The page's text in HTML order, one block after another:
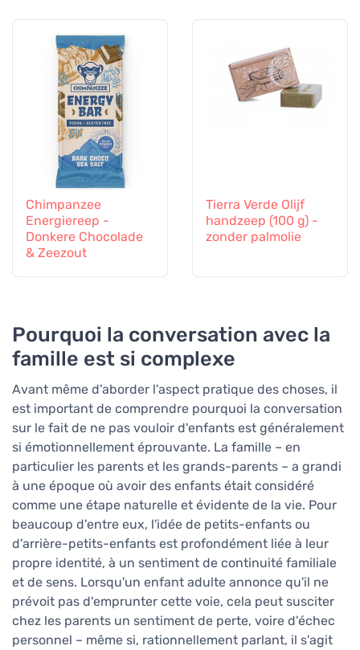
Chimpanzee
Energiereep -
Donkere Chocolade
& Zeezout
Tierra Verde Olijf
handzeep (100 g) -
zonder palmolie
Pourquoi la conversation avec la
famille est si complexe
Avant même d'aborder l'aspect pratique des choses, il
est important de comprendre pourquoi la conversation
sur le fait de ne pas vouloir d'enfants est généralement
si émotionnellement éprouvante. La famille – en
particulier les parents et les grands-parents – a grandi
à une époque où avoir des enfants était considéré
comme une étape naturelle et évidente de la vie. Pour
beaucoup d'entre eux, l'idée de petits-enfants ou
d'arrière-petits-enfants est profondément liée à leur
propre identité, à un sentiment de continuité familiale
et de sens. Lorsqu'un enfant adulte annonce qu'il ne
prévoit pas d'emprunter cette voie, cela peut susciter
chez les parents un sentiment de perte, voire d'échec
personnel – même si, rationnellement parlant, il s'agit